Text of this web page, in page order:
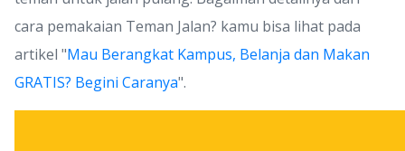
cara pemakaian Teman Jalan? kamu bisa lihat pada
artikel "Mau Berangkat Kampus, Belanja dan Makan
GRATIS? Begini Caranya".